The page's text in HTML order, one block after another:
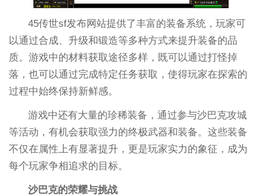
45传世sf发布网站提供了丰富的装备系统，玩家可
以通过合成、升级和锻造等多种方式来提升装备的品
质。游戏中的材料获取途径多样，既可以通过打怪掉
落，也可以通过完成特定任务获取，使得玩家在探索的
过程中始终保持新鲜感。
游戏中还有大量的珍稀装备，通过参与沙巴克攻城
等活动，有机会获取强力的终极武器和装备。这些装备
不仅在属性上有显著提升，更是玩家实力的象征，成为
每个玩家争相追求的目标。
沙巴克的荣耀与挑战